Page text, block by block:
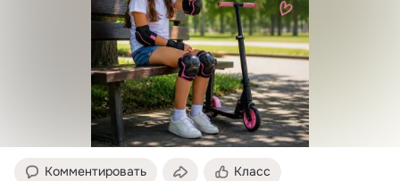
Комментировать Класс